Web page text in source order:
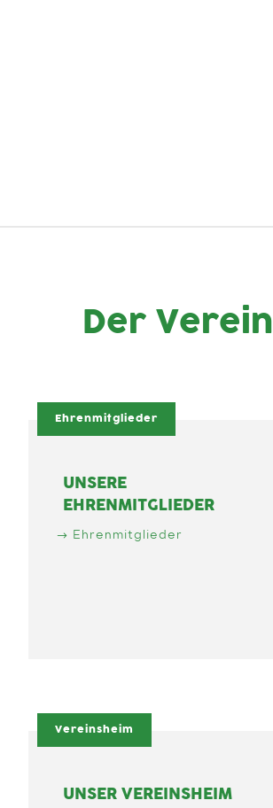
Der Verein
Ehrenmitglieder
UNSERE
EHRENMITGLIEDER
Ehrenmitglieder
Vereinsheim
UNSER VEREINSHEIM